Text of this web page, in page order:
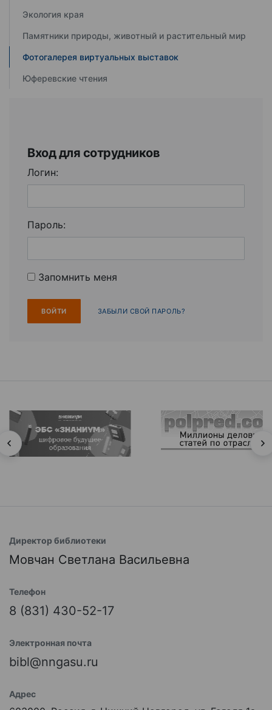
Экология края
Памятники природы, животный и растительный мир
Фотогалерея виртуальных выставок
Юферевские чтения
Вход для сотрудников
Логин:
Пароль:
Запомнить меня
ЗАБЫЛИ СВОЙ ПАРОЛЬ?
Директор библиотеки
Мовчан Светлана Васильевна
Телефон
8 (831) 430-52-17
Электронная почта
bibl@nngasu.ru
Адрес